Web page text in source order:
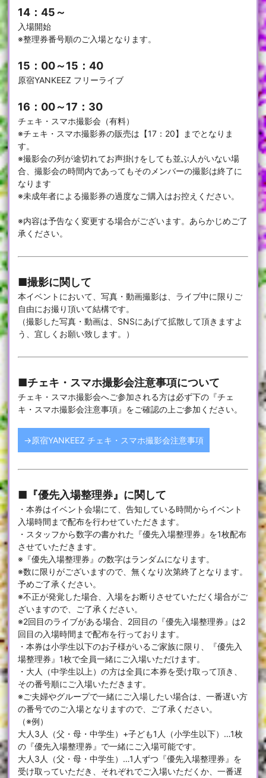
14：45～
入場開始
※整理券番号順のご入場となります。
15：00～15：40
原宿YANKEEZ フリーライブ
16：00～17：30
チェキ・スマホ撮影会（有料）
※チェキ・スマホ撮影券の販売は【17：20】までとなりま
す。
※撮影会の列が途切れてお声掛けをしても並ぶ人がいない場
合、撮影会の時間内であってもそのメンバーの撮影は終了に
なります
※未成年者による撮影券の過度なご購入はお控えください。
※内容は予告なく変更する場合がございます。あらかじめご了
承ください。
■撮影に関して
本イベントにおいて、写真・動画撮影は、ライブ中に限りご
自由にお撮り頂いて結構です。
（撮影した写真・動画は、SNSにあげて拡散して頂きますよ
う、宜しくお願い致します。）
■チェキ・スマホ撮影会注意事項について
チェキ・スマホ撮影会へご参加される方は必ず下の『チェ
キ・スマホ撮影会注意事項』をご確認の上ご参加ください。
→原宿YANKEEZ チェキ・スマホ撮影会注意事項
■『優先入場整理券』に関して
・本券はイベント会場にて、告知している時間からイベント
入場時間まで配布を行わせていただきます。
・スタッフから数字の書かれた『優先入場整理券』を1枚配布
させていただきます。
※『優先入場整理券』の数字はランダムになります。
※数に限りがございますので、無くなり次第終了となります。
予めご了承ください。
※不正が発覚した場合、入場をお断りさせていただく場合がご
ざいますので、ご了承ください。
※2回目のライブがある場合、2回目の『優先入場整理券』は2
回目の入場時間まで配布を行っております。
・本券は小学生以下のお子様がいるご家族に限り、『優先入
場整理券』1枚で全員一緒にご入場いただけます。
・大人（中学生以上）の方は全員に本券を受け取って頂き、
その番号順にご入場いただきます。
※ご夫婦やグループで一緒にご入場したい場合は、一番遅い方
の番号でのご入場となりますので、ご了承ください。
（※例）
大人3人（父・母・中学生）+子ども1人（小学生以下）…1枚
の『優先入場整理券』で一緒にご入場可能です。
大人3人（父・母・中学生）…1人ずつ『優先入場整理券』を
受け取っていただき、それぞれでご入場いただくか、一番遅